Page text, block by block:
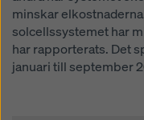
minskar
solcellssystemet har
har rapporterats. Det
januari till september